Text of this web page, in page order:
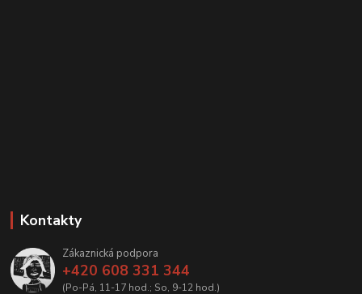
Kontakty
Zákaznická podpora
+420 608 331 344
(Po-Pá, 11-17 hod.; So, 9-12 hod.)